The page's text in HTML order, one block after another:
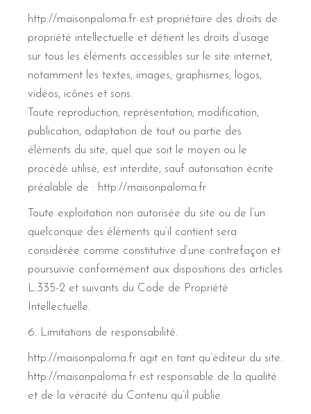
http://maisonpaloma.fr est propriétaire des droits de
propriété intellectuelle et détient les droits d’usage
sur tous les éléments accessibles sur le site internet,
notamment les textes, images, graphismes, logos,
vidéos, icônes et sons.
Toute reproduction, représentation, modification,
publication, adaptation de tout ou partie des
éléments du site, quel que soit le moyen ou le
procédé utilisé, est interdite, sauf autorisation écrite
préalable de : http://maisonpaloma.fr
Toute exploitation non autorisée du site ou de l’un
quelconque des éléments qu’il contient sera
considérée comme constitutive d’une contrefaçon et
poursuivie conformément aux dispositions des articles
L.335-2 et suivants du Code de Propriété
Intellectuelle.
6. Limitations de responsabilité.
http://maisonpaloma.fr agit en tant qu’éditeur du site.
http://maisonpaloma.fr est responsable de la qualité
et de la véracité du Contenu qu’il publie.